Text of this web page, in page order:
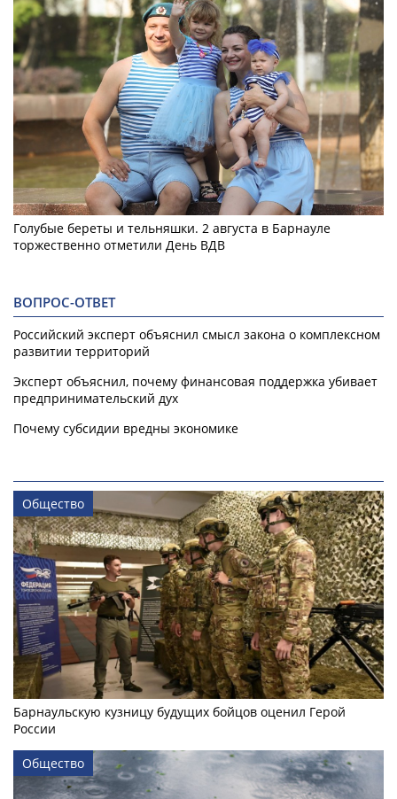
Голубые береты и тельняшки. 2 августа в Барнауле
торжественно отметили День ВДВ
ВОПРОС-ОТВЕТ
Российский эксперт объяснил смысл закона о комплексном
развитии территорий
Эксперт объяснил, почему финансовая поддержка убивает
предпринимательский дух
Почему субсидии вредны экономике
Общество
Барнаульскую кузницу будущих бойцов оценил Герой
России
Общество